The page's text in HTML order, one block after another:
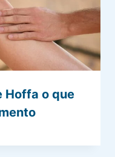
Hoffa o que